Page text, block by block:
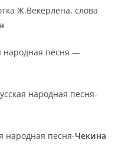
Ж.Векерлена, слова
народная песня —
народная песня-
народная песня-Чекина